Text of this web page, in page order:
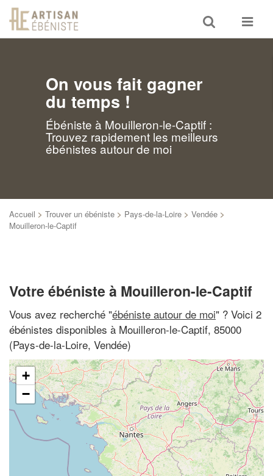
Toggle
search
Toggle
On vous fait gagner
du temps !
Ébéniste à Mouilleron-le-Captif :
Trouvez rapidement les meilleurs
ébénistes autour de moi
Accueil > Trouver un ébéniste > Pays-de-la-Loire > Vendée >
Mouilleron-le-Captif
Votre ébéniste à Mouilleron-le-Captif
Vous avez recherché "ébéniste autour de moi" ? Voici 2
ébénistes disponibles à Mouilleron-le-Captif, 85000
(Pays-de-la-Loire, Vendée)
+
−